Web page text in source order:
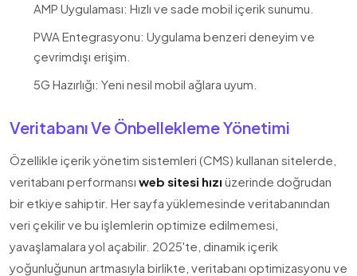
AMP Uygulaması: Hızlı ve sade mobil içerik sunumu.
PWA Entegrasyonu: Uygulama benzeri deneyim ve
çevrimdışı erişim.
5G Hazırlığı: Yeni nesil mobil ağlara uyum.
Veritabanı Ve Önbellekleme Yönetimi
Özellikle içerik yönetim sistemleri (CMS) kullanan sitelerde,
veritabanı performansı web sitesi hızı üzerinde doğrudan
bir etkiye sahiptir. Her sayfa yüklemesinde veritabanından
veri çekilir ve bu işlemlerin optimize edilmemesi,
yavaşlamalara yol açabilir. 2025'te, dinamik içerik
yoğunluğunun artmasıyla birlikte, veritabanı optimizasyonu ve